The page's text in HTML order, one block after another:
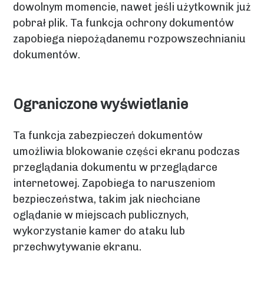
dowolnym momencie, nawet jeśli użytkownik już
pobrał plik. Ta funkcja ochrony dokumentów
zapobiega niepożądanemu rozpowszechnianiu
dokumentów.
Ograniczone wyświetlanie
Ta funkcja zabezpieczeń dokumentów
umożliwia blokowanie części ekranu podczas
przeglądania dokumentu w przeglądarce
internetowej. Zapobiega to naruszeniom
bezpieczeństwa, takim jak niechciane
oglądanie w miejscach publicznych,
wykorzystanie kamer do ataku lub
przechwytywanie ekranu.